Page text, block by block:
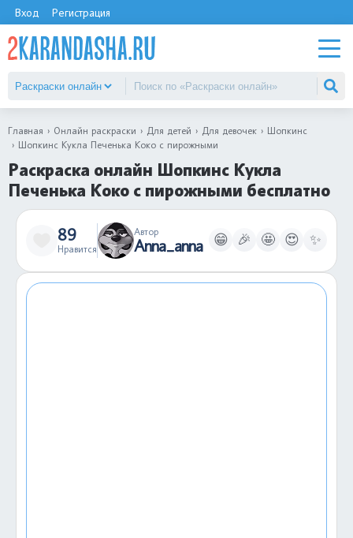
Вход Регистрация
Главная Онлайн раскраски Для детей Для девочек
Шопкинс
Шопкинс Кукла Печенька Коко с пирожными
Раскраска онлайн Шопкинс Кукла
Печенька Коко с пирожными бесплатно
89
Нравится
Автор
Anna_anna 😁 🎉 🤩 😍 ✨